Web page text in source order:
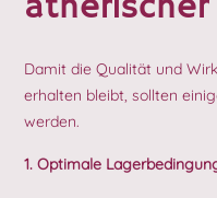
Damit die Qualität und
erhalten bleibt, sollten
werden.
1. Optimale